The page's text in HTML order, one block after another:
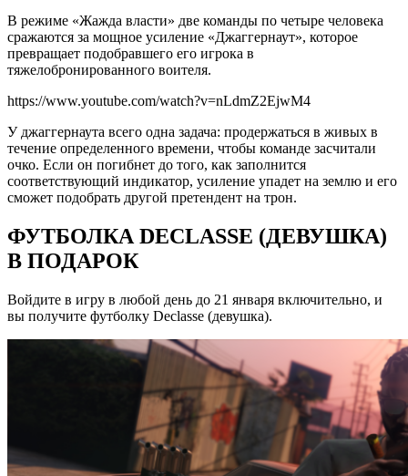
В режиме «Жажда власти» две команды по четыре человека
сражаются за мощное усиление «Джаггернаут», которое
превращает подобравшего его игрока в
тяжелобронированного воителя.
https://www.youtube.com/watch?v=nLdmZ2EjwM4
У джаггернаута всего одна задача: продержаться в живых в
течение определенного времени, чтобы команде засчитали
очко. Если он погибнет до того, как заполнится
соответствующий индикатор, усиление упадет на землю и его
сможет подобрать другой претендент на трон.
ФУТБОЛКА DECLASSE (ДЕВУШКА)
В ПОДАРОК
Войдите в игру в любой день до 21 января включительно, и
вы получите футболку Declasse (девушка).